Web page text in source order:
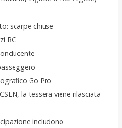
scarpe chiuse
RC
Go Pro
la tessera viene rilasciata
includono